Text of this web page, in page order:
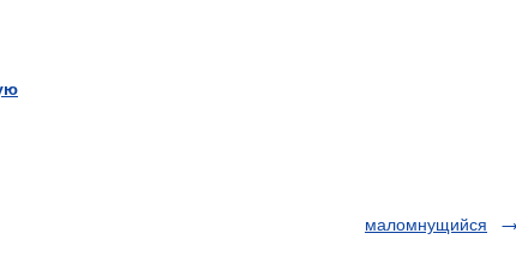
маломнущийся